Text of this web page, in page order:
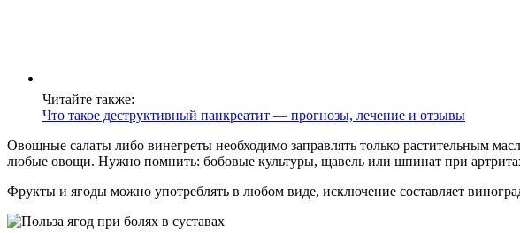
Читайте также:
Что такое деструктивный панкреатит — прогнозы, лечение и отзывы
Овощные салаты либо винегреты необходимо заправлять только растительным
любые овощи. Нужно помнить: бобовые культуры, щавель или шпинат при
Фрукты и ягоды можно употреблять в любом виде, исключение составляет